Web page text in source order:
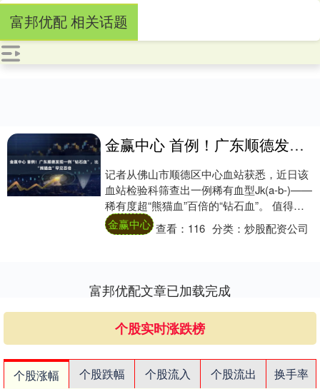
富邦优配 相关话题
金赢中心 首例！广东顺德发现一例“钻石血”，比“熊猫血”罕见百倍
记者从佛山市顺德区中心血站获悉，近日该
血站检验科筛查出一例稀有血型Jk(a-b-)——
稀有度超“熊猫血”百倍的“钻石血”。 值得注
意的是，这是顺德区中心血站自2....
金赢中心 查看： 116 分类：炒股配资公司
富邦优配文章已加载完成
个股实时涨跌榜
个股涨幅 个股跌幅 个股流入 个股流出
换手率